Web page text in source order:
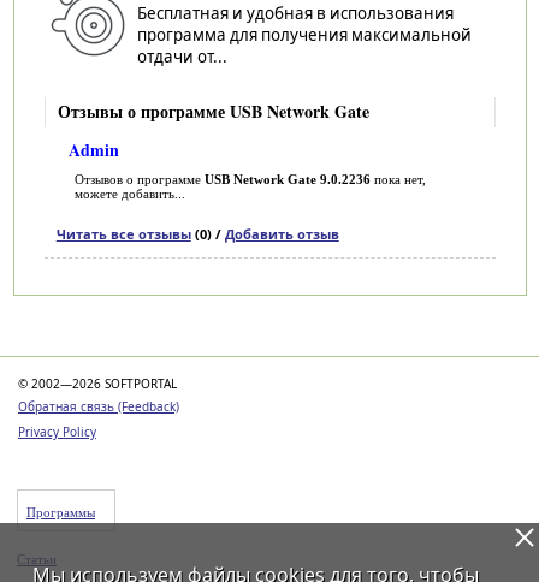
Бесплатная и удобная в использования
программа для получения максимальной
отдачи от...
Отзывы о программе USB Network Gate
Admin
Отзывов о программе USB Network Gate 9.0.2236пока нет,
можете добавить...
Читать все отзывы(0) / Добавить отзыв
© 2002—2026 SOFTPORTAL
Обратная связь (Feedback)
Privacy Policy
Программы
Статьи
Мы используем файлы cookiesдля того, чтобы